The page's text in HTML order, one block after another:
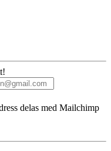
delas med Mailchimp